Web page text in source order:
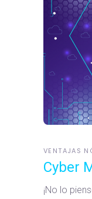
VENTAJAS
Cyber
¡No lo